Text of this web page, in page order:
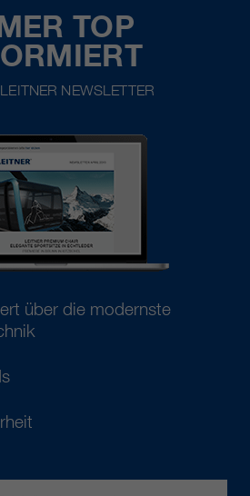
TOP
NEWSLETTER
über die modernste